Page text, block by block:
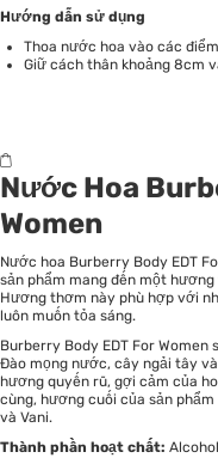
Hướng dẫn sử dụng
Thoa nước hoa vào các
Giữ cách thân khoảng 8cm
Nước Hoa
Women
Nước hoa Burberry Body EDT
sản phẩm mang đến một
Hương thơm này phù hợp với
luôn muốn tỏa sáng.
Burberry Body EDT For
Đào mọng nước, cây ngải tây
hương quyến rũ, gợi cảm của
cùng, hương cuối của sản
và Vani.
Thành phần hoạt chất: